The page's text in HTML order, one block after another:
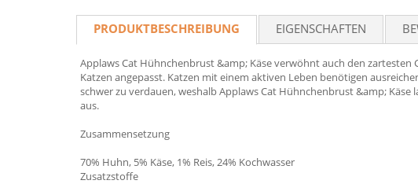
PRODUKTBESCHREIBUNG EIGENSCHAFTEN
Applaws Cat Hühnchenbrust &amp; Käse verwöhnt auch den zartesten
Katzen angepasst. Katzen mit einem aktiven Leben benötigen
schwer zu verdauen, weshalb Applaws Cat Hühnchenbrust &amp;
aus.
Zusammensetzung
70% Huhn, 5% Käse, 1% Reis, 24% Kochwasser
Zusatzstoffe